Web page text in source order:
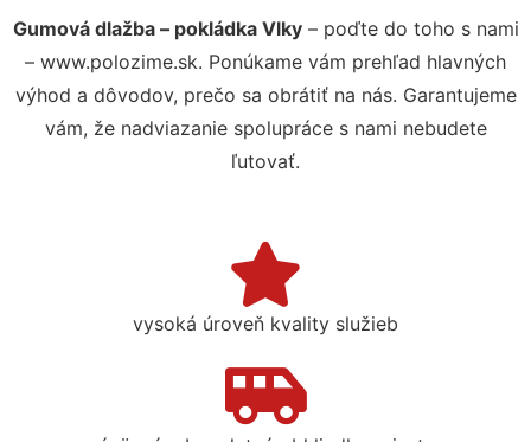
Gumová dlažba – pokládka Vlky– poďte do toho s nami
– www.polozime.sk. Ponúkame vám prehľad hlavných
výhod a dôvodov, prečo sa obrátiť na nás. Garantujeme
vám, že nadviazanie spolupráce s nami nebudete
ľutovať.
vysoká úroveň kvality služieb